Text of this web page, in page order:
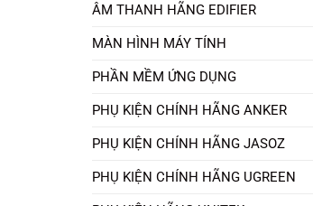
ÂM THANH HÃNG EDIFIER
MÀN HÌNH MÁY TÍNH
PHẦN MỀM ỨNG DỤNG
PHỤ KIỆN CHÍNH HÃNG ANKER
PHỤ KIỆN CHÍNH HÃNG JASOZ
PHỤ KIỆN CHÍNH HÃNG UGREEN